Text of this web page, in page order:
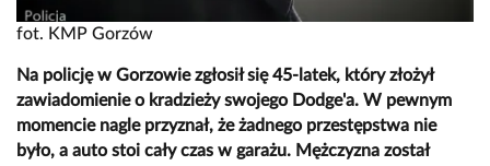
fot. KMP Gorzów
Na policję w Gorzowie zgłosił się 45-latek, który złożył
zawiadomienie o kradzieży swojego Dodge'a. W pewnym
momencie nagle przyznał, że żadnego przestępstwa nie
było, a auto stoi cały czas w garażu. Mężczyzna został